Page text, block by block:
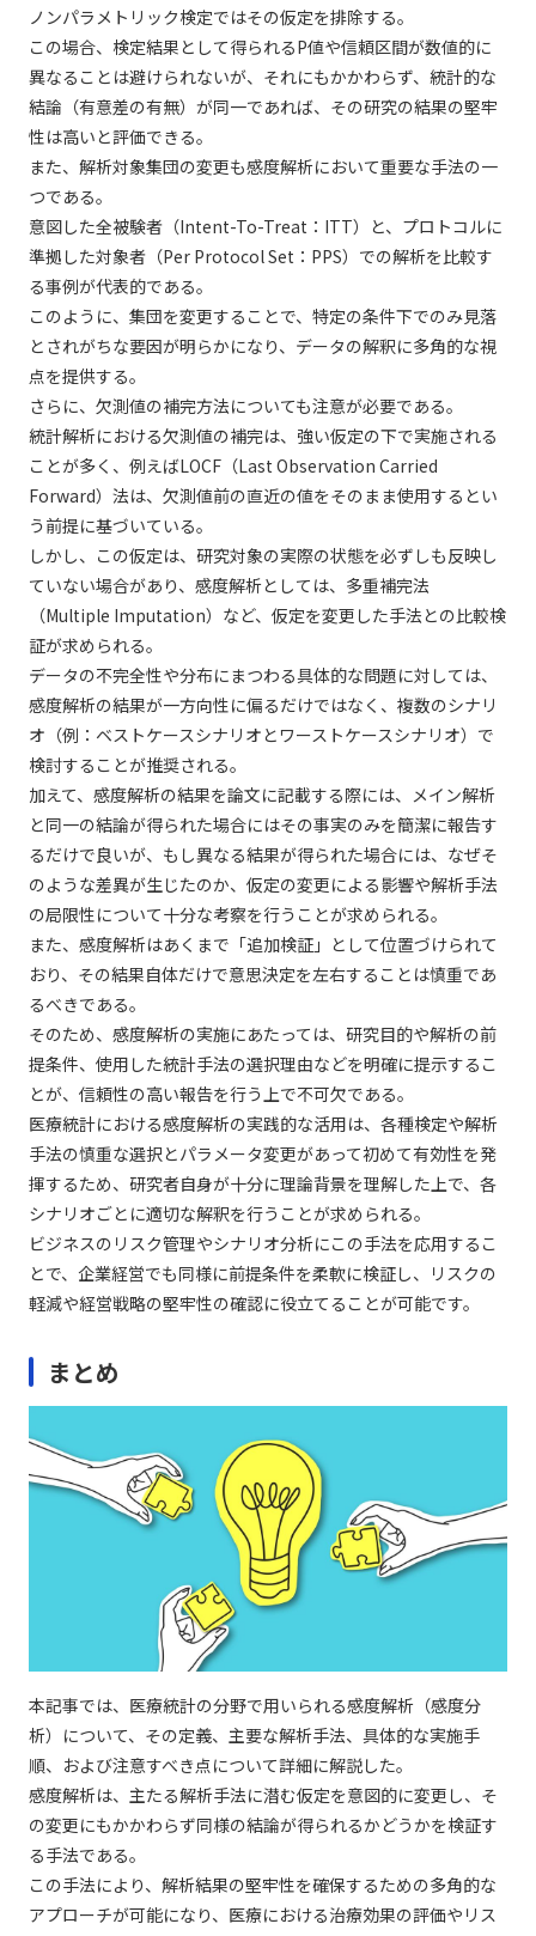
ノンパラメトリック検定ではその仮定を排除する。
この場合、検定結果として得られるP値や信頼区間が数値的に
異なることは避けられないが、それにもかかわらず、統計的な
結論（有意差の有無）が同一であれば、その研究の結果の堅牢
性は高いと評価できる。
また、解析対象集団の変更も感度解析において重要な手法の一
つである。
意図した全被験者（Intent-To-Treat：ITT）と、プロトコルに
準拠した対象者（Per Protocol Set：PPS）での解析を比較す
る事例が代表的である。
このように、集団を変更することで、特定の条件下でのみ見落
とされがちな要因が明らかになり、データの解釈に多角的な視
点を提供する。
さらに、欠測値の補完方法についても注意が必要である。
統計解析における欠測値の補完は、強い仮定の下で実施される
ことが多く、例えばLOCF（Last Observation Carried
Forward）法は、欠測値前の直近の値をそのまま使用するとい
う前提に基づいている。
しかし、この仮定は、研究対象の実際の状態を必ずしも反映し
ていない場合があり、感度解析としては、多重補完法
（Multiple Imputation）など、仮定を変更した手法との比較検
証が求められる。
データの不完全性や分布にまつわる具体的な問題に対しては、
感度解析の結果が一方向性に偏るだけではなく、複数のシナリ
オ（例：ベストケースシナリオとワーストケースシナリオ）で
検討することが推奨される。
加えて、感度解析の結果を論文に記載する際には、メイン解析
と同一の結論が得られた場合にはその事実のみを簡潔に報告す
るだけで良いが、もし異なる結果が得られた場合には、なぜそ
のような差異が生じたのか、仮定の変更による影響や解析手法
の局限性について十分な考察を行うことが求められる。
また、感度解析はあくまで「追加検証」として位置づけられて
おり、その結果自体だけで意思決定を左右することは慎重であ
るべきである。
そのため、感度解析の実施にあたっては、研究目的や解析の前
提条件、使用した統計手法の選択理由などを明確に提示するこ
とが、信頼性の高い報告を行う上で不可欠である。
医療統計における感度解析の実践的な活用は、各種検定や解析
手法の慎重な選択とパラメータ変更があって初めて有効性を発
揮するため、研究者自身が十分に理論背景を理解した上で、各
シナリオごとに適切な解釈を行うことが求められる。
ビジネスのリスク管理やシナリオ分析にこの手法を応用するこ
とで、企業経営でも同様に前提条件を柔軟に検証し、リスクの
軽減や経営戦略の堅牢性の確認に役立てることが可能です。
まとめ
本記事では、医療統計の分野で用いられる感度解析（感度分
析）について、その定義、主要な解析手法、具体的な実施手
順、および注意すべき点について詳細に解説した。
感度解析は、主たる解析手法に潜む仮定を意図的に変更し、そ
の変更にもかかわらず同様の結論が得られるかどうかを検証す
る手法である。
この手法により、解析結果の堅牢性を確保するための多角的な
アプローチが可能になり、医療における治療効果の評価やリス